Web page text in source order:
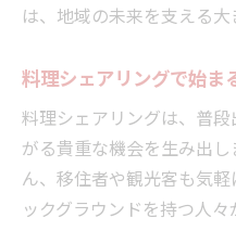
は、地域の未来を支える大
料理シェアリングで始ま
料理シェアリングは、普
がる貴重な機会を生み出
ん、移住者や観光客も気
ックグラウンドを持つ人々